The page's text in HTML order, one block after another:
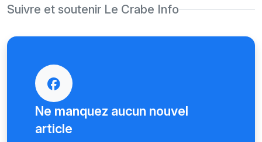
Suivre et soutenir Le Crabe Info
Ne manquez aucun nouvel
article